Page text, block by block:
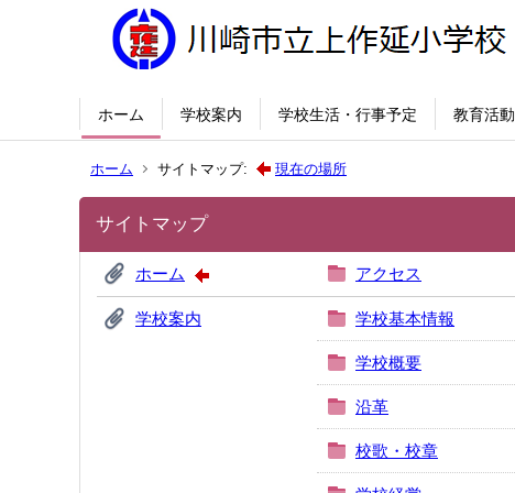
ホーム 学校案内 学校生活・行事予定 教育活動
ホーム サイトマップ: 現在の場所
サイトマップ
ホーム アクセス
学校案内 学校基本情報
学校概要
沿革
校歌・校章